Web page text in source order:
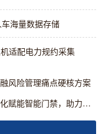
海量数据存储
适配电力规约采集
风险管理痛点硬核方案
东田信创工控机的选型推荐：国产化赋能智能门禁，助力行业升级